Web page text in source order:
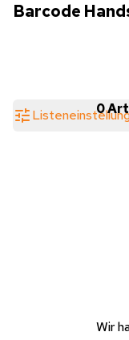
Barcode
0
Wir